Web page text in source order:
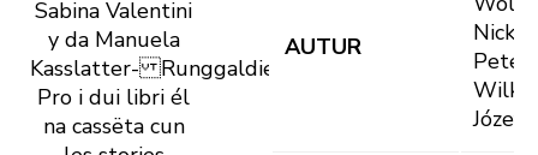
Sabina Valentini
y da Manuela
Kasslatter- Runggaldier.
Pro i dui libri él
na cassëta cun
AUTUR
Nickl,
Peter;
Józef